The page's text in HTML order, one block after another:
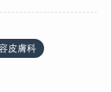
皮膚科